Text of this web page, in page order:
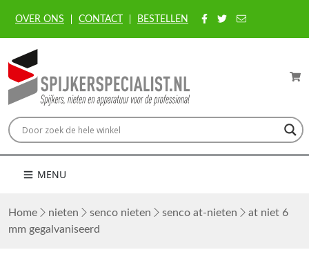
OVER ONS CONTACT BESTELLEN
MENU
Home nieten senco nieten senco at-nieten
at niet 6
mm gegalvaniseerd